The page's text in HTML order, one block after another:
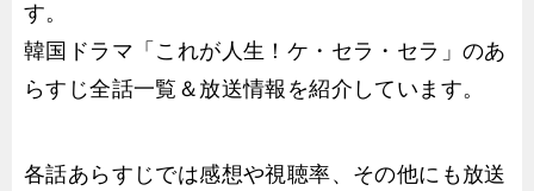
す。
韓国ドラマ「これが人生！ケ・セラ・セラ」のあ
らすじ全話一覧＆放送情報を紹介しています。
各話あらすじでは感想や視聴率、その他にも放送